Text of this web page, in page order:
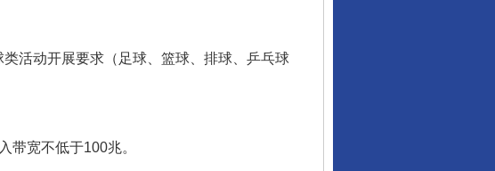
活动开展要求（足球、篮球、排球、乒乓球
宽不低于100兆。